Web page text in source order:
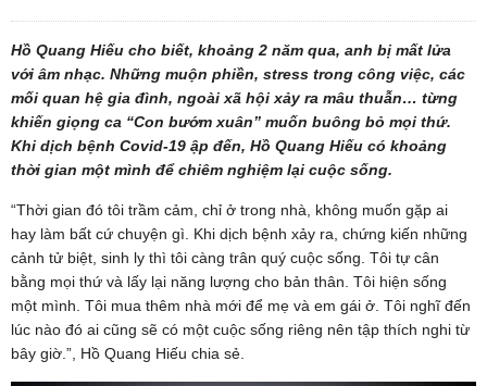
Hồ Quang Hiếu cho biết, khoảng 2 năm qua, anh bị mất lửa
với âm nhạc. Những muộn phiền, stress trong công việc, các
mối quan hệ gia đình, ngoài xã hội xảy ra mâu thuẫn… từng
khiến giọng ca “Con bướm xuân” muốn buông bỏ mọi thứ.
Khi dịch bệnh Covid-19 ập đến, Hồ Quang Hiếu có khoảng
thời gian một mình để chiêm nghiệm lại cuộc sống.
“Thời gian đó tôi trầm cảm, chỉ ở trong nhà, không muốn gặp ai
hay làm bất cứ chuyện gì. Khi dịch bệnh xảy ra, chứng kiến những
cảnh tử biệt, sinh ly thì tôi càng trân quý cuộc sống. Tôi tự cân
bằng mọi thứ và lấy lại năng lượng cho bản thân. Tôi hiện sống
một mình. Tôi mua thêm nhà mới để mẹ và em gái ở. Tôi nghĩ đến
lúc nào đó ai cũng sẽ có một cuộc sống riêng nên tập thích nghi từ
bây giờ.”, Hồ Quang Hiếu chia sẻ.